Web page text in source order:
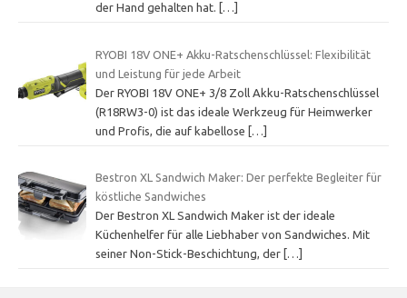
der Hand gehalten hat.
[…]
RYOBI 18V ONE+ Akku-Ratschenschlüssel: Flexibilität
und Leistung für jede Arbeit
Der RYOBI 18V ONE+ 3/8 Zoll Akku-Ratschenschlüssel
(R18RW3-0) ist das ideale Werkzeug für Heimwerker
und Profis, die auf kabellose
[…]
Bestron XL Sandwich Maker: Der perfekte Begleiter für
köstliche Sandwiches
Der Bestron XL Sandwich Maker ist der ideale
Küchenhelfer für alle Liebhaber von Sandwiches. Mit
seiner Non-Stick-Beschichtung, der […]